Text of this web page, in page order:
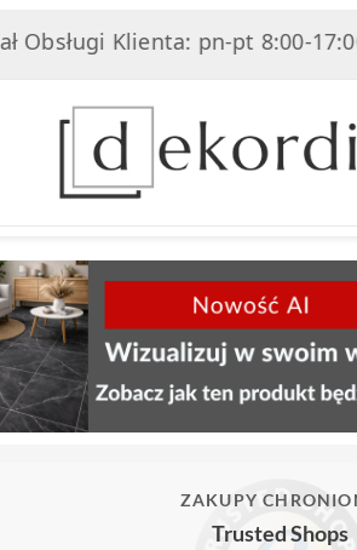
Klienta: pn-pt 8:00-17:00,
ZAKUPY
Trusted Shops